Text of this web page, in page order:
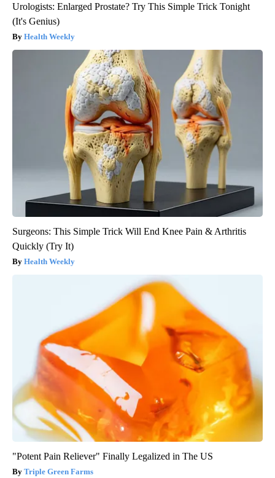
Urologists: Enlarged Prostate? Try This Simple Trick Tonight
(It's Genius)
Health Weekly
Surgeons: This Simple Trick Will End Knee Pain & Arthritis
Quickly (Try It)
Health Weekly
"Potent Pain Reliever" Finally Legalized in The US
Triple Green Farms